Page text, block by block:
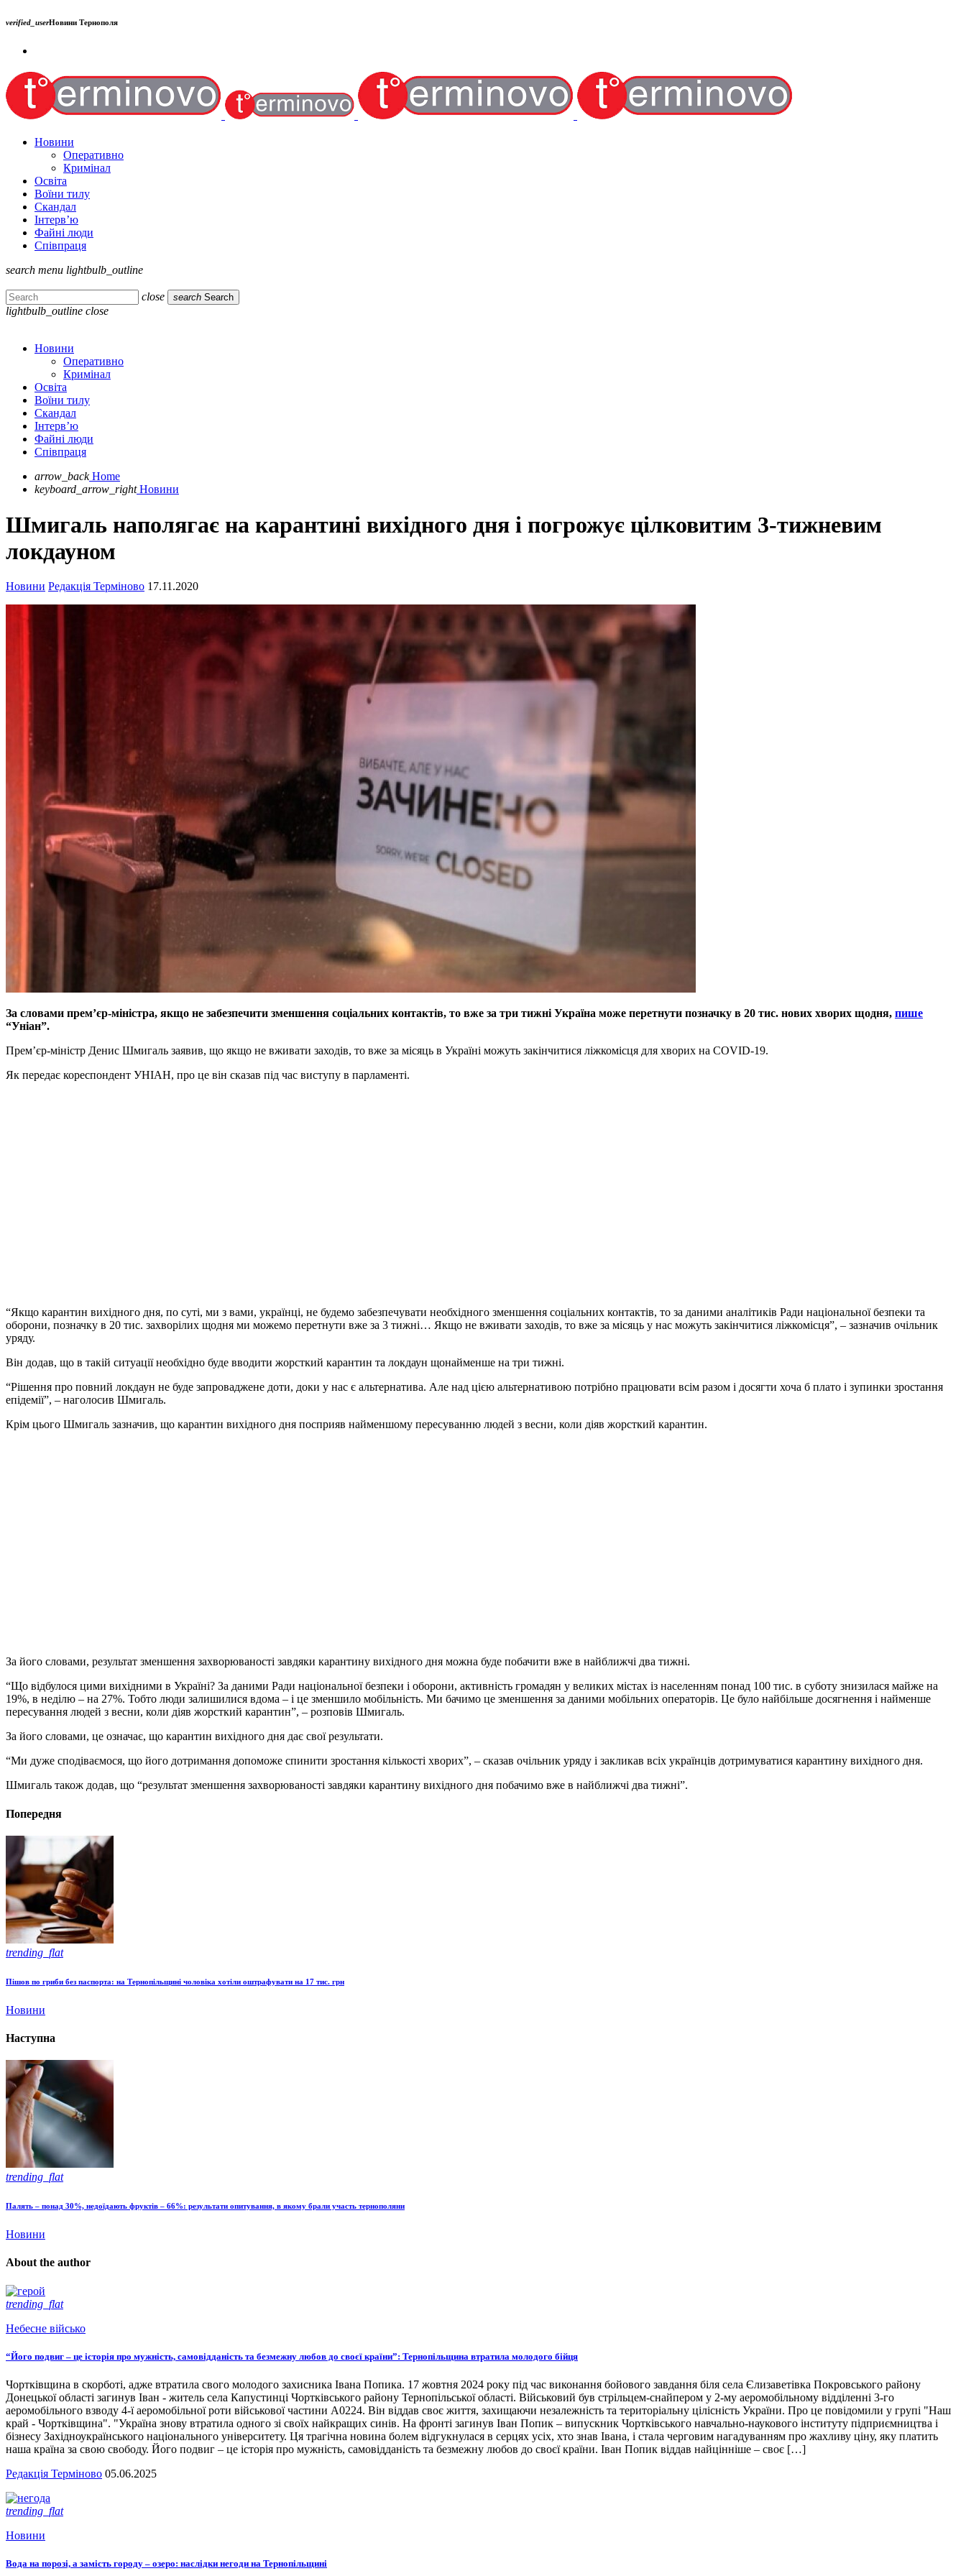
verified_userНовини Тернополя
Новини
Оперативно
Кримінал
Освіта
Воїни тилу
Скандал
Інтерв’ю
Файні люди
Співпраця
search menu lightbulb_outline
close search Search
lightbulb_outline close
Новини
Оперативно
Кримінал
Освіта
Воїни тилу
Скандал
Інтерв’ю
Файні люди
Співпраця
arrow_back Home
keyboard_arrow_right Новини
Шмигаль наполягає на карантині вихідного дня і погрожує цілковитим 3-тижневим
локдауном
Новини Редакція Терміново 17.11.2020
За словами прем’єр-міністра, якщо не забезпечити зменшення соціальних контактів, то вже за три тижні Україна може перетнути позначку в 20 тис. нових хворих щодня, пише
“Уніан”.
Прем’єр-міністр Денис Шмигаль заявив, що якщо не вживати заходів, то вже за місяць в Україні можуть закінчитися ліжкомісця для хворих на COVID-19.
Як передає кореспондент УНІАН, про це він сказав під час виступу в парламенті.
“Якщо карантин вихідного дня, по суті, ми з вами, українці, не будемо забезпечувати необхідного зменшення соціальних контактів, то за даними аналітиків Ради національної безпеки та
оборони, позначку в 20 тис. захворілих щодня ми можемо перетнути вже за 3 тижні… Якщо не вживати заходів, то вже за місяць у нас можуть закінчитися ліжкомісця”, – зазначив очільник
уряду.
Він додав, що в такій ситуації необхідно буде вводити жорсткий карантин та локдаун щонайменше на три тижні.
“Рішення про повний локдаун не буде запроваджене доти, доки у нас є альтернатива. Але над цією альтернативою потрібно працювати всім разом і досягти хоча б плато і зупинки зростання
епідемії”, – наголосив Шмигаль.
Крім цього Шмигаль зазначив, що карантин вихідного дня посприяв найменшому пересуванню людей з весни, коли діяв жорсткий карантин.
За його словами, результат зменшення захворюваності завдяки карантину вихідного дня можна буде побачити вже в найближчі два тижні.
“Що відбулося цими вихідними в Україні? За даними Ради національної безпеки і оборони, активність громадян у великих містах із населенням понад 100 тис. в суботу знизилася майже на
19%, в неділю – на 27%. Тобто люди залишилися вдома – і це зменшило мобільність. Ми бачимо це зменшення за даними мобільних операторів. Це було найбільше досягнення і найменше
пересування людей з весни, коли діяв жорсткий карантин”, – розповів Шмигаль.
За його словами, це означає, що карантин вихідного дня дає свої результати.
“Ми дуже сподіваємося, що його дотримання допоможе спинити зростання кількості хворих”, – сказав очільник уряду і закликав всіх українців дотримуватися карантину вихідного дня.
Шмигаль також додав, що “результат зменшення захворюваності завдяки карантину вихідного дня побачимо вже в найближчі два тижні”.
Попередня
trending_flat
Пішов по гриби без паспорта: на Тернопільщині чоловіка хотіли оштрафувати на 17 тис. грн
Новини
Наступна
trending_flat
Палять – понад 30%, недоїдають фруктів – 66%: результати опитування, в якому брали участь тернополяни
Новини
About the author
trending_flat
Небесне військо
“Його подвиг – це історія про мужність, самовідданість та безмежну любов до своєї країни”: Тернопільщина втратила молодого бійця
Чортківщина в скорботі, адже втратила свого молодого захисника Івана Попика. 17 жовтня 2024 року під час виконання бойового завдання біля села Єлизаветівка Покровського району
Донецької області загинув Іван - житель села Капустинці Чортківського району Тернопільської області. Військовий був стрільцем-снайпером у 2-му аеромобільному відділенні 3-го
аеромобільного взводу 4-ї аеромобільної роти військової частини А0224. Він віддав своє життя, захищаючи незалежність та територіальну цілісність України. Про це повідомили у групі "Наш
край - Чортківщина". "Україна знову втратила одного зі своїх найкращих синів. На фронті загинув Іван Попик – випускник Чортківського навчально-наукового інституту підприємництва і
бізнесу Західноукраїнського національного університету. Ця трагічна новина болем відгукнулася в серцях усіх, хто знав Івана, і стала черговим нагадуванням про жахливу ціну, яку платить
наша країна за свою свободу. Його подвиг – це історія про мужність, самовідданість та безмежну любов до своєї країни. Іван Попик віддав найцінніше – своє […]
Редакція Терміново 05.06.2025
trending_flat
Новини
Вода на порозі, а замість городу – озеро: наслідки негоди на Тернопільщині